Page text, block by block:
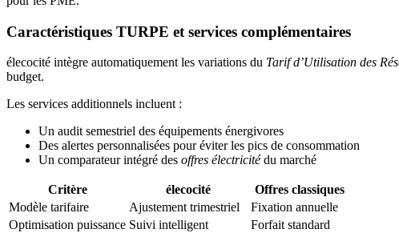
Caractéristiques TURPE et services complémentaires
élecocité intègre automatiquement les variations du Tarif d’Utilisation des
budget.
Les services additionnels incluent :
Un audit semestriel des équipements énergivores
Des alertes personnalisées pour éviter les pics de consommation
Un comparateur intégré des offres électricitédu marché
Critère élecocité
Offres classiques
Modèle tarifaire
Ajustement trimestriel
Fixation annuelle
Optimisation puissance Suivi intelligent
Forfait standard